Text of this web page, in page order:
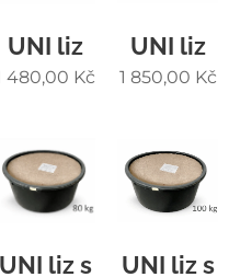
UNI liz
480,00 Kč
UNI liz
1 850,00 Kč
UNI liz s
UNI liz s